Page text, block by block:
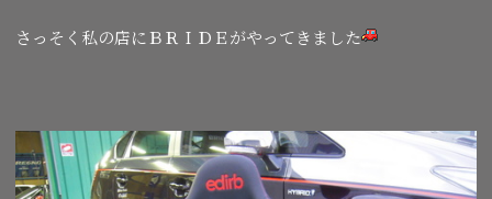
さっそく私の店にＢＲＩＤＥがやってきました